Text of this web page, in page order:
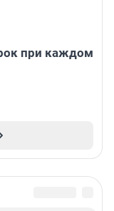
при каждом